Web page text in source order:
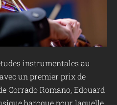
instrumentales au
un premier prix de
Corrado Romano, Edouard
baroque pour laquelle